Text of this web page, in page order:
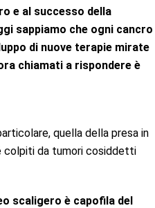
e al successo della
sappiamo che ogni cancro
di nuove terapie mirate
chiamati a rispondere è
quella della presa in
colpiti da tumori cosiddetti
scaligero è capofila del